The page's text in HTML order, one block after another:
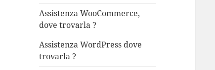
Assistenza WooCommerce,
dove trovarla ?
Assistenza WordPress dove
trovarla ?